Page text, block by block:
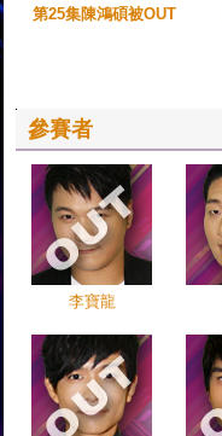
第25集陳鴻碩被OUT
參賽者
李寶龍